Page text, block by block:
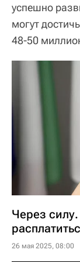
успешно
могут
48-50
Через
26 мая 2025, 08:00